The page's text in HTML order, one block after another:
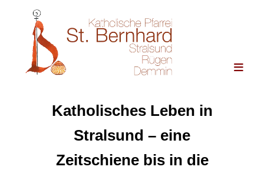
Katholisches Leben in
Stralsund – eine
Zeitschiene bis in die